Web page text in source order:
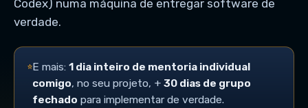
Codex) numa máquina de entregar software de
verdade.
E mais:1 dia inteiro de mentoria individual
comigo, no seu projeto, +30 dias de grupo
fechado para implementar de verdade.